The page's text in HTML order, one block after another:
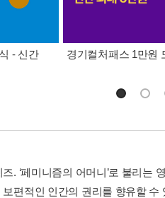
- 신간
경기컬처패스 1만원
. ‘페미니즘의 어머니’로 불리
편적인 인간의 권리를 향유할